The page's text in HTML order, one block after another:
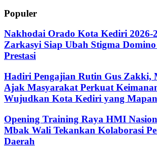
Populer
Nakhodai Orado Kota Kediri 2026-
Zarkasyi Siap Ubah Stigma
Prestasi
Hadiri Pengajian Rutin Gus Zakki,
Ajak Masyarakat Perkuat
Wujudkan Kota Kediri yang
Opening Training Raya HMI
Mbak Wali Tekankan Kolaborasi
Daerah